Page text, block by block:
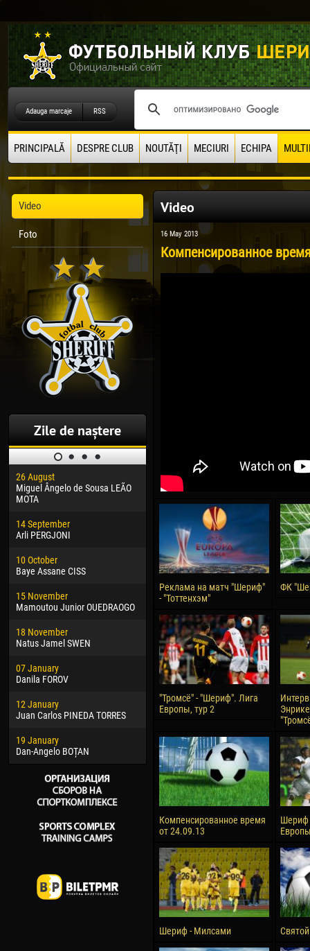
Adauga marcaje RSS
PRINCIPALĂ DESPRE CLUB NOUTĂŢI MECIURI ECHIPA
Video
Foto
Zile de naștere
26 August
Miguel Ângelo de Sousa LEÃO
MOTA
14 September
Arli PERGJONI
10 October
Baye Assane CISS
15 November
Mamoutou Junior OUEDRAOGO
18 November
Natus Jamel SWEN
07 January
Danila FOROV
12 January
Juan Carlos PINEDA TORRES
19 January
Dan-Angelo BOȚAN
30 January
Dhoraso Moreo KLAS
Vladislav COSTIN
02 March
Veaceslav COZMA
09 March
Emmanuel AFETSE
20 March
Jayder Moreno ASPRILLA
22 March
Samba KONÉ
26 March
Vitor Hugo Morais de OLIVEIRA
Raí LOPES DE OLIVEIRA
04
13
24
15
24
28
Ivan
Video
16 May 2013
Компенсированное
Реклама на матч "Шериф"
- "Тоттенхэм"
ФК
"Тромсё" - "Шериф". Лига
Европы, тур 2
Компенсированное время
от 24.09.13
Шериф
Шериф - Милсами